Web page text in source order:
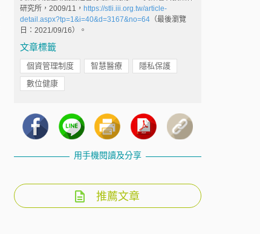
研究所，2009/11， https://stli.iii.org.tw/article-
detail.aspx?tp=1&i=40&d=3167&no=64（最後瀏覽
日：2021/09/16）。
文章標籤
個資管理制度 智慧醫療
隱私保護
數位健康
用手機閱讀及分享
推薦文章